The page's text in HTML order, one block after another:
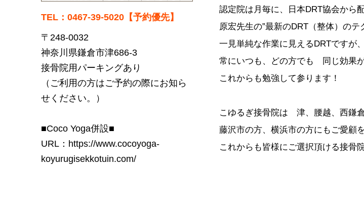
認定院は月毎に、日本DRT協会から
原宏先生の”最新のDRT（整体）の
一見単純な作業に見えるDRTですが
常にいつも、どの方でも 同じ効果
これからも勉強して参ります！
こゆるぎ接骨院は 津、腰越、西鎌
藤沢市の方、横浜市の方にもご愛顧
これからも皆様にご選択頂ける接骨
TEL：0467-39-5020【予約優先】
〒248-0032
神奈川県鎌倉市津686-3
接骨院用パーキングあり
（ご利用の方はご予約の際にお知ら
せください。）
■Coco Yoga併設■
URL： https://www.cocoyoga-
koyurugisekkotuin.com/